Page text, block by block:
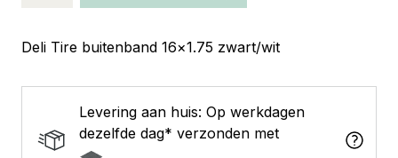
SA-
16
zw/wit
Deli Tire buitenband 16×1.75 zwart/wit
Levering aan huis: Op werkdagen
dezelfde dag* verzonden met